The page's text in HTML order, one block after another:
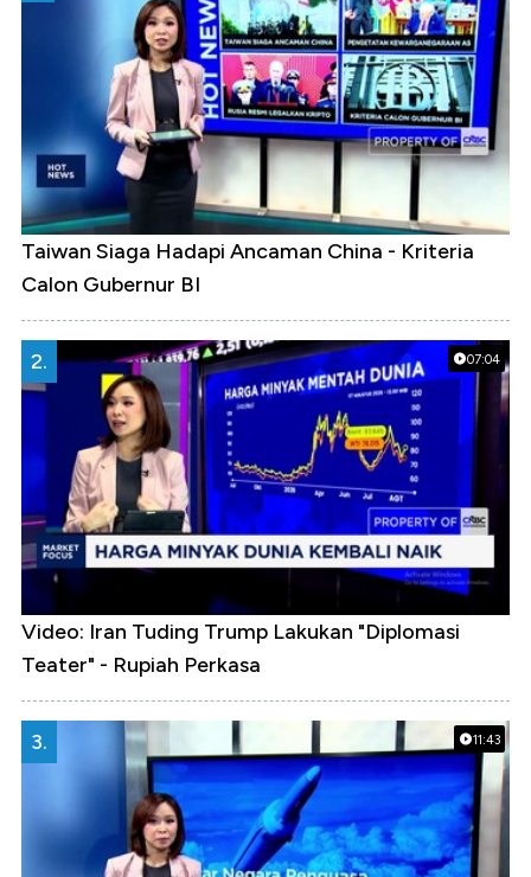
Taiwan Siaga Hadapi Ancaman China - Kriteria
Calon Gubernur BI
07:04
2.
Video: Iran Tuding Trump Lakukan "Diplomasi
Teater" - Rupiah Perkasa
11:43
3.